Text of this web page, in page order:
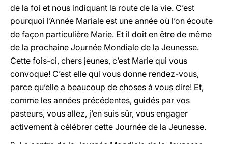
de la foi et nous indiquant la route de la vie. C’est
pourquoi l’Année Mariale est une année où l’on écoute
de façon particulière Marie. Et il doit en être de même
de la prochaine Journée Mondiale de la Jeunesse.
Cette fois-ci, chers jeunes, c’est Marie qui vous
convoque! C’est elle qui vous donne rendez-vous,
parce qu’elle a beaucoup de choses à vous dire! Et,
comme les années précédentes, guidés par vos
pasteurs, vous allez, j’en suis sûr, vous engager
activement à célébrer cette Journée de la Jeunesse.